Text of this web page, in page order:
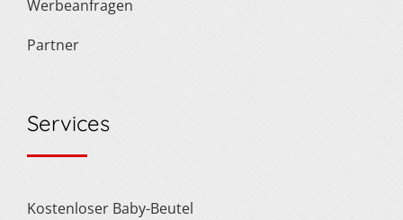
Werbeanfragen
Partner
Services
Kostenloser Baby-Beutel